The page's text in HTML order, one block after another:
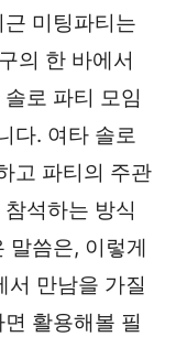
미팅파티는
의 한 바에서
로 파티 모임
다. 여타 솔로
고 파티의 주관
석하는 방식
말씀은, 이렇게
서 만남을 가질
활용해볼 필